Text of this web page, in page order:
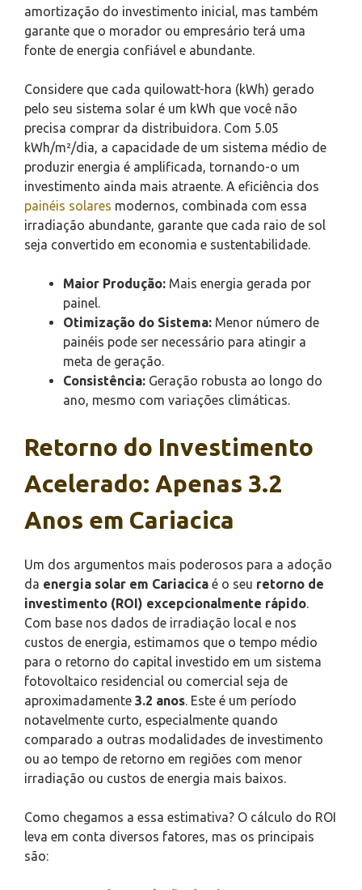
amortização do investimento inicial, mas também
garante que o morador ou empresário terá uma
fonte de energia confiável e abundante.
Considere que cada quilowatt-hora (kWh) gerado
pelo seu sistema solar é um kWh que você não
precisa comprar da distribuidora. Com 5.05
kWh/m²/dia, a capacidade de um sistema médio de
produzir energia é amplificada, tornando-o um
investimento ainda mais atraente. A eficiência dos
painéis solares modernos, combinada com essa
irradiação abundante, garante que cada raio de sol
seja convertido em economia e sustentabilidade.
Maior Produção: Mais energia gerada por
painel.
Otimização do Sistema: Menor número de
painéis pode ser necessário para atingir a
meta de geração.
Consistência: Geração robusta ao longo do
ano, mesmo com variações climáticas.
Retorno do Investimento
Acelerado: Apenas 3.2
Anos em Cariacica
Um dos argumentos mais poderosos para a adoção
da energia solar em Cariacica é o seu retorno de
investimento (ROI) excepcionalmente rápido
Com base nos dados de irradiação local e nos
custos de energia, estimamos que o tempo médio
para o retorno do capital investido em um sistema
fotovoltaico residencial ou comercial seja de
aproximadamente 3.2 anos . Este é um período
notavelmente curto, especialmente quando
comparado a outras modalidades de investimento
ou ao tempo de retorno em regiões com menor
irradiação ou custos de energia mais baixos.
Como chegamos a essa estimativa? O cálculo do ROI
leva em conta diversos fatores, mas os principais
são: